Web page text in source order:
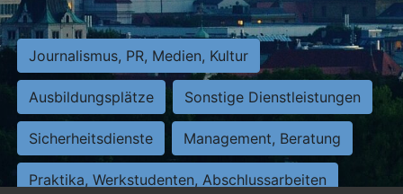
Journalismus, PR, Medien, Kultur
Ausbildungsplätze Sonstige Dienstleistungen
Sicherheitsdienste Management, Beratung
Praktika, Werkstudenten, Abschlussarbeiten